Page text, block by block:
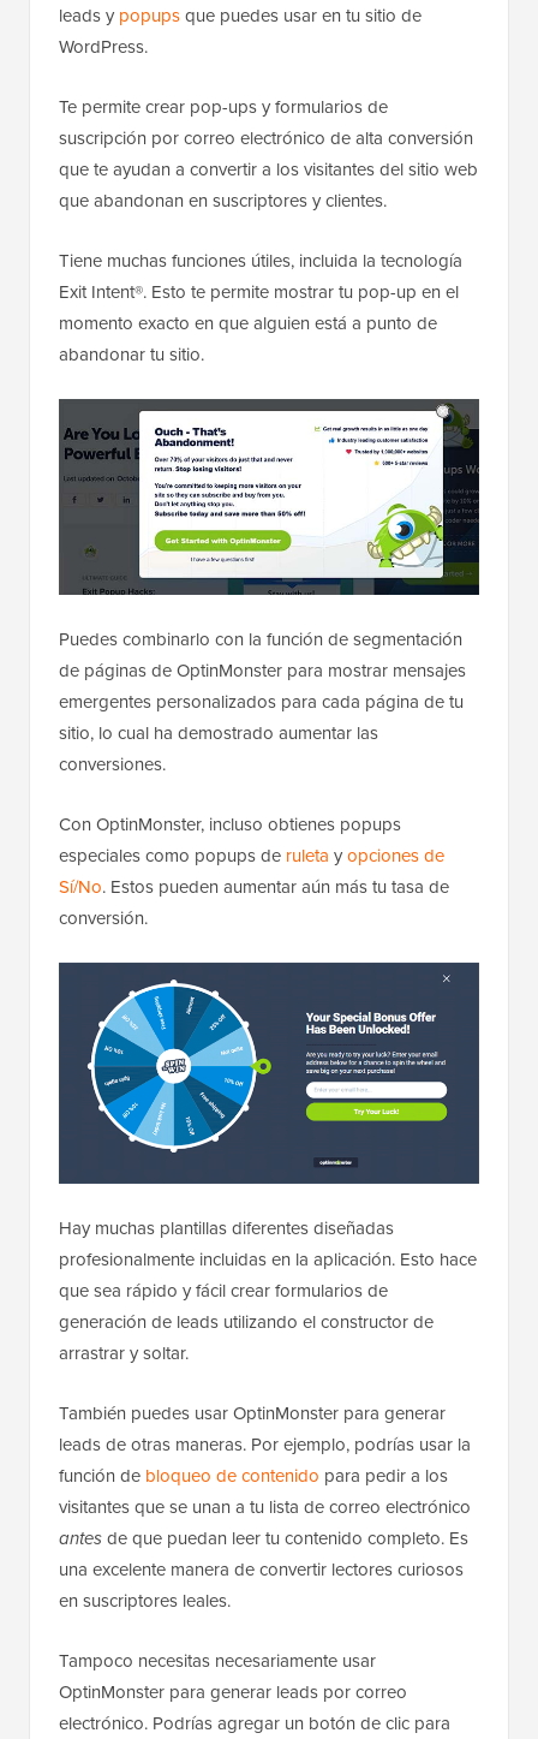
leads y popupsque puedes usar en tu sitio de
WordPress.
Te permite crear pop-ups y formularios de
suscripción por correo electrónico de alta conversión
que te ayudan a convertir a los visitantes del sitio web
que abandonan en suscriptores y clientes.
Tiene muchas funciones útiles, incluida la tecnología
Exit Intent®. Esto te permite mostrar tu pop-up en el
momento exacto en que alguien está a punto de
abandonar tu sitio.
Puedes combinarlo con la función de segmentación
de páginas de OptinMonster para mostrar mensajes
emergentes personalizados para cada página de tu
sitio, lo cual ha demostrado aumentar las
conversiones.
Con OptinMonster, incluso obtienes popups
especiales como popups de ruleta yopciones de
Sí/No. Estos pueden aumentar aún más tu tasa de
conversión.
Hay muchas plantillas diferentes diseñadas
profesionalmente incluidas en la aplicación. Esto hace
que sea rápido y fácil crear formularios de
generación de leads utilizando el constructor de
arrastrar y soltar.
También puedes usar OptinMonster para generar
leads de otras maneras. Por ejemplo, podrías usar la
función de bloqueo de contenido para pedir a los
visitantes que se unan a tu lista de correo electrónico
antesde que puedan leer tu contenido completo. Es
una excelente manera de convertir lectores curiosos
en suscriptores leales.
Tampoco necesitas necesariamente usar
OptinMonster para generar leads por correo
electrónico. Podrías agregar un botón de clic para